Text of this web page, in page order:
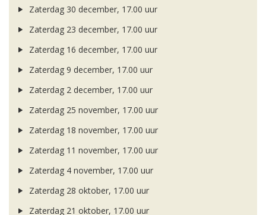
Zaterdag 30 december, 17.00 uur
Zaterdag 23 december, 17.00 uur
Zaterdag 16 december, 17.00 uur
Zaterdag 9 december, 17.00 uur
Zaterdag 2 december, 17.00 uur
Zaterdag 25 november, 17.00 uur
Zaterdag 18 november, 17.00 uur
Zaterdag 11 november, 17.00 uur
Zaterdag 4 november, 17.00 uur
Zaterdag 28 oktober, 17.00 uur
Zaterdag 21 oktober, 17.00 uur